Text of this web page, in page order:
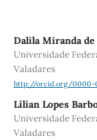
Dalila Miranda de
Universidade
Valadares
http://orcid.org/0000-
Lilian Lopes
Universidade
Valadares